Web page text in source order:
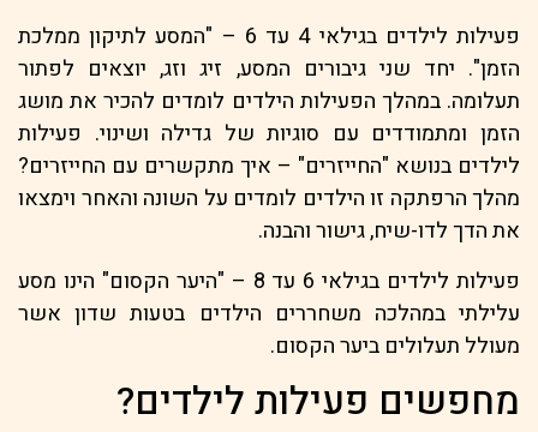
פעילות לילדים בגילאי 4 עד 6 – "המסע לתיקון ממלכת
הזמן". יחד שני גיבורים המסע, זיג וזג, יוצאים לפתור
תעלומה. במהלך הפעילות הילדים לומדים להכיר את מושג
הזמן ומתמודדים עם סוגיות של גדילה ושינוי. פעילות
לילדים בנושא "החייזרים" – איך מתקשרים עם החייזרים?
מהלך הרפתקה זו הילדים לומדים על השונה והאחר וימצאו
את הדך לדו-שיח, גישור והבנה.
פעילות לילדים בגילאי 6 עד 8 – "היער הקסום" הינו מסע
עלילתי במהלכה משחררים הילדים בטעות שדון אשר
מעולל תעלולים ביער הקסום.
מחפשים פעילות לילדים?